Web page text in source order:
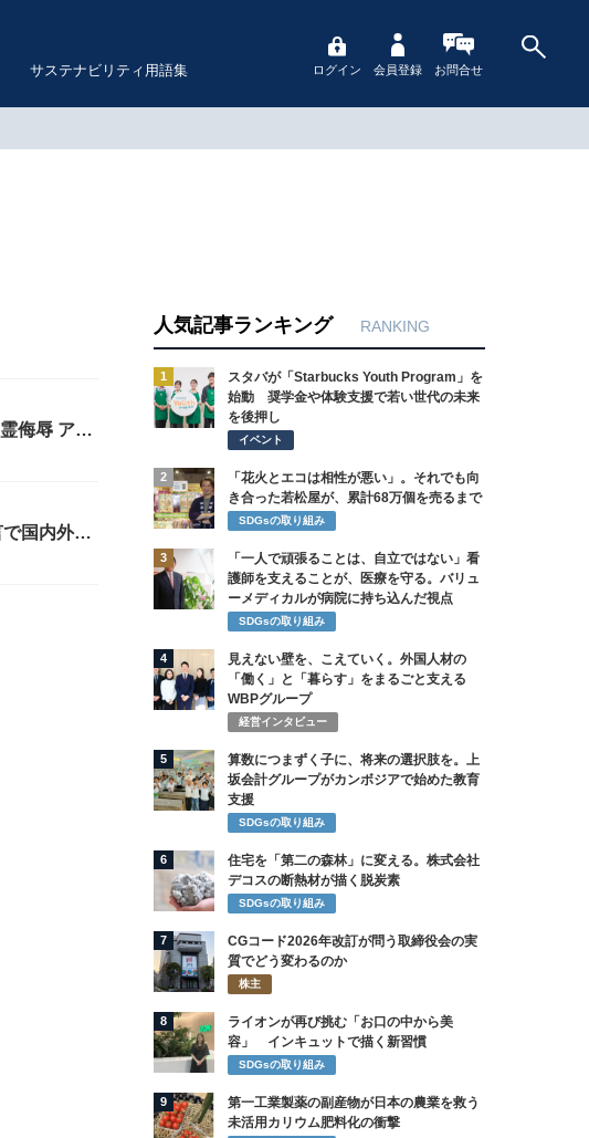
サステナビリティ用語集 ログイン 会員登録 お問合せ
侮辱 アカ
国内外か
人気記事ランキング RANKING
1
スタバが「Starbucks Youth Program」を
始動 奨学金や体験支援で若い世代の未来
を後押し
イベント
2
「花火とエコは相性が悪い」。それでも向
き合った若松屋が、累計68万個を売るまで
SDGsの取り組み
3
「一人で頑張ることは、自立ではない」看
護師を支えることが、医療を守る。バリュ
ーメディカルが病院に持ち込んだ視点
SDGsの取り組み
4
見えない壁を、こえていく。外国人材の
「働く」と「暮らす」をまるごと支える
WBPグループ
経営インタビュー
5
算数につまずく子に、将来の選択肢を。上
坂会計グループがカンボジアで始めた教育
支援
SDGsの取り組み
6
住宅を「第二の森林」に変える。株式会社
デコスの断熱材が描く脱炭素
SDGsの取り組み
7
CGコード2026年改訂が問う取締役会の実
質でどう変わるのか
株主
8
ライオンが再び挑む「お口の中から美
容」 インキュットで描く新習慣
SDGsの取り組み
9
第一工業製薬の副産物が日本の農業を救う
未活用カリウム肥料化の衝撃